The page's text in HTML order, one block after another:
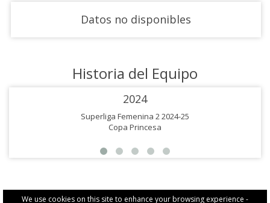
We use cookies on this site to enhance your browsing experience -
Datos no disponibles
Historia del Equipo
2024
Superliga Femenina 2 2024-25
Copa Princesa